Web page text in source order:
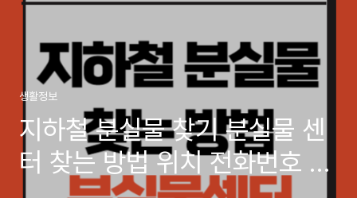
생활정보
지하철 분실물 찾기 분실물 센
터 찾는 방법 위치 전화번호 시